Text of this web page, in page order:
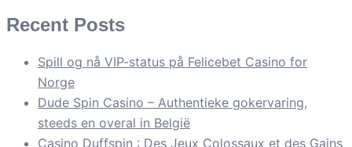
Recent Posts
Spill og nå VIP-status på Felicebet Casino for
Norge
Dude Spin Casino – Authentieke gokervaring,
steeds en overal in België
Casino Duffspin : Des Jeux Colossaux et des Gains